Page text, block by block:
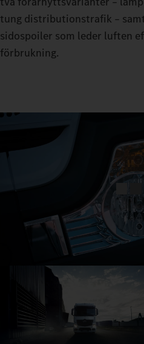
tung distributionstrafik –
sidospoiler som leder luften
förbrukning.